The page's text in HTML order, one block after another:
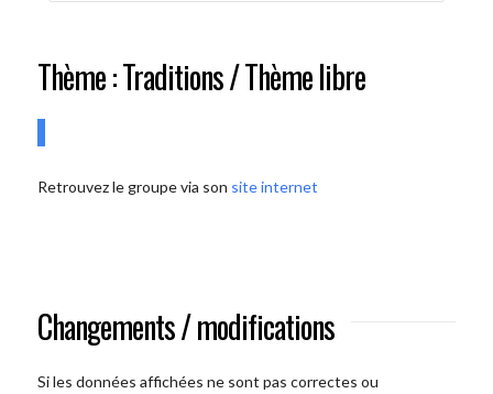
Thème : Traditions / Thème libre
Retrouvez le groupe via son site internet
Changements / modifications
Si les données affichées ne sont pas correctes ou